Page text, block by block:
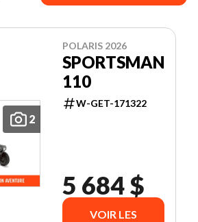
2
POLARIS 2026
SPORTSMAN
110
W-GET-171322
5 684 $
VOIR LES